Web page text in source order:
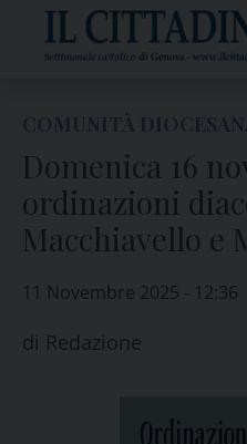
content
Domenica 16
ordinazioni
Macchiavello e
11 Novembre 2025 - 12:36
di Redazione